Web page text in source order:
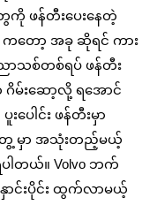
ဖန်တီးပေးနေတဲ့
ကတော့ အခု ဆိုရင် ‌ကား
ညာသစ်တစ်ရပ် ဖန်တီး
ဂိမ်းဆော့လို့ ရအောင်
ေါင်း ဖန်တီးမှာ
မှာ အသုံးတည့်မယ့်
ါတယ်။ Volvo ဘက်
င်းပိုင်း ထွက်လာမယ့်